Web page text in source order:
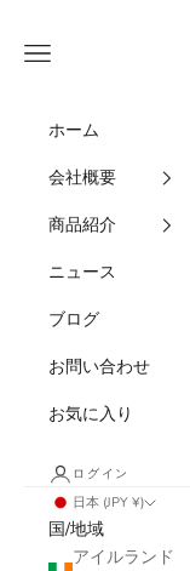
メニュー
ホーム
会社概要
商品紹介
ニュース
ブログ
お問い合わせ
お気に入り
ログイン
日本 (JPY ¥)
国/地域
アイルランド